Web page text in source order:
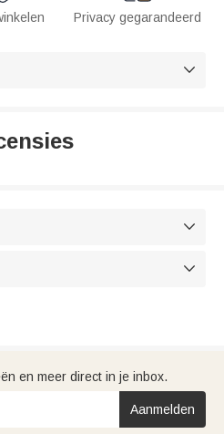
Privacy gegarandeerd



en meer direct in je inbox.
Aanmelden